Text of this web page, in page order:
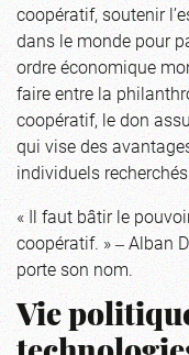
coopératif, soutenir
dans le monde pour
ordre économique
faire entre la
coopératif, le don
qui vise des
individuels
« Il faut bâtir le
coopératif. » ‒ Alban
porte son nom.
Vie